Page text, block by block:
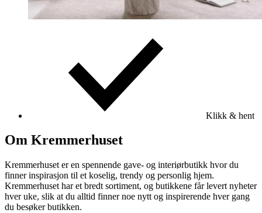
Klikk & hent
Om Kremmerhuset
Kremmerhuset er en spennende gave- og interiørbutikk hvor du
finner inspirasjon til et koselig, trendy og personlig hjem.
Kremmerhuset har et bredt sortiment, og butikkene får levert nyheter
hver uke, slik at du alltid finner noe nytt og inspirerende hver gang
du besøker butikken.